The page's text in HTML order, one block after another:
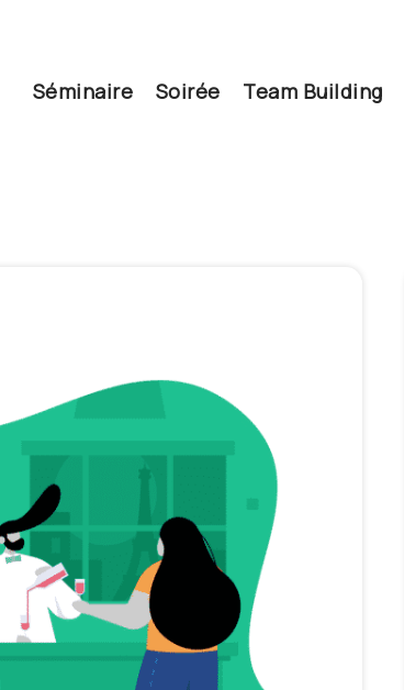
Séminaire Soirée Team Building